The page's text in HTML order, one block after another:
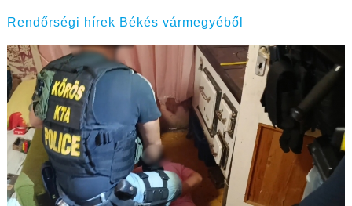
Rendőrségi hírek Békés vármegyéből